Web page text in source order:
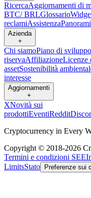
RicercaAggiornamenti di
BTC/ BRLGlossario
reclamiAssistenza
Azienda
+
Chi siamoPiano di sviluppo
riservaAffiliazioneLicenze
assetSostenibilità
interesse
Aggiornamenti
+
XNovità sui
prodottiEventiReddit
Cryptocurrency in Every
Copyright © 2018-2026
Termini e condizioni SEE
LimitsStato Preferenze sui